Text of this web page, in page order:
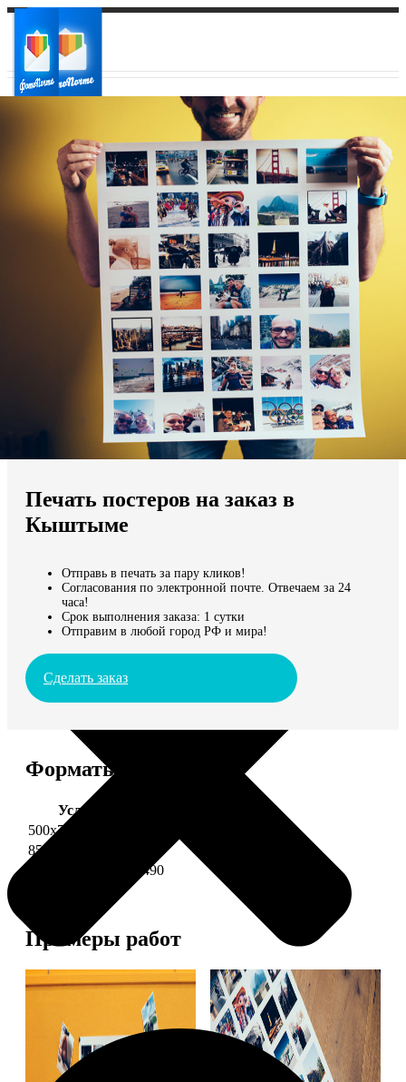
Ваш город:
Ваш регион доставки
Выберите из списка:
Мы доставляем по всему миру
Продолжить без города
Печать постеров на заказ в
Кыштыме
Отправь в печать за пару кликов!
Согласования по электронной почте. Отвечаем за 24
часа!
Срок выполнения заказа: 1 сутки
Отправим в любой город РФ и мира!
Сделать заказ
Форматы и цены
Услуга
500х700 глянец
850х600 глянец
5490
Примеры работ